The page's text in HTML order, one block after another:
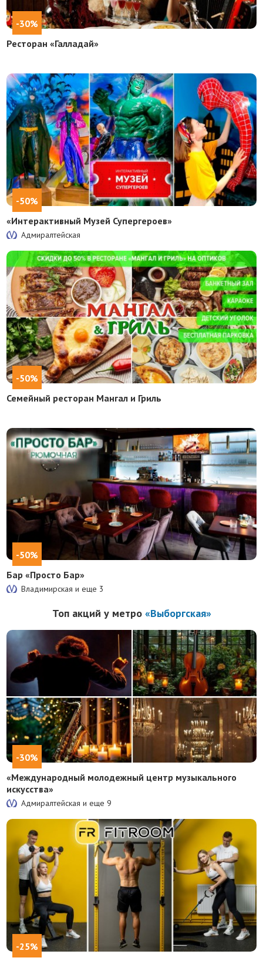
-30%
Ресторан «Галладай»
-50%
«Интерактивный Музей Супергероев»
Адмиралтейская
-50%
Семейный ресторан Мангал и Гриль
-50%
Бар «Просто Бар»
Владимирская и еще 3
Топ акций у метро «Выборгская»
-30%
«Международный молодежный центр музыкального
искусства»
Адмиралтейская и еще 9
-25%